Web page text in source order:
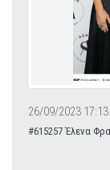
26/09/2023
#615257 Έλενα